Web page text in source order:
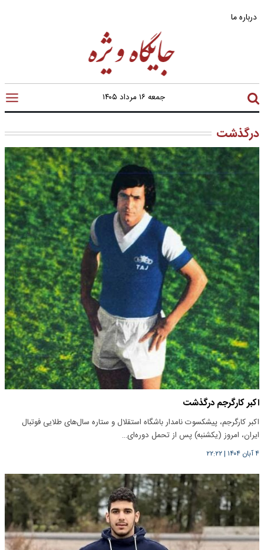
درباره ما
جمعه ۱۶ مرداد ۱۴۰۵
درگذشت
اکبر کارگرجم درگذشت
اکبر کارگرجم، پیشکسوت نامدار باشگاه استقلال و ستاره سال‌های طلایی فوتبال
ایران، امروز (یکشنبه) پس از تحمل دوره‌ای…
۴ آبان ۱۴۰۴ |۲۲:۲۲